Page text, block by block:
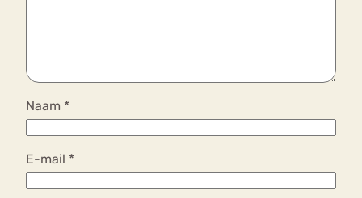
Naam *
E-mail *